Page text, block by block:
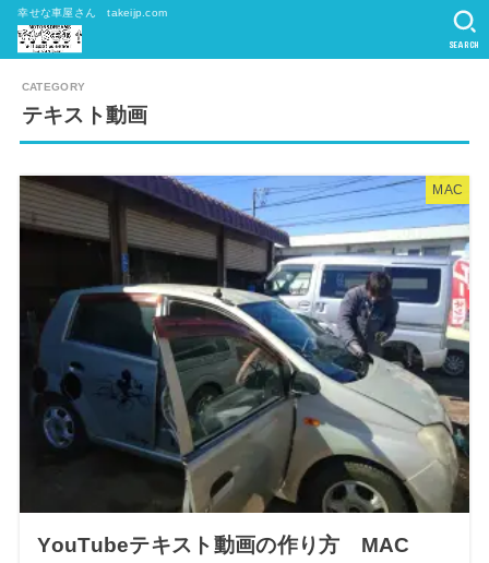
幸せな車屋さん takeijp.com
SEARCH
テキスト動画
MAC
YouTubeテキスト動画の作り方 MAC